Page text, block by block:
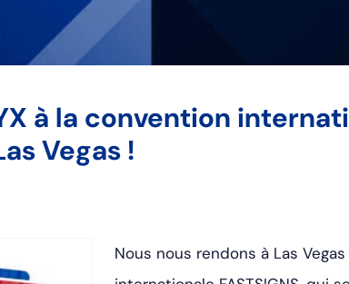
à la convention
Vegas !
Nous nous rendons à Las